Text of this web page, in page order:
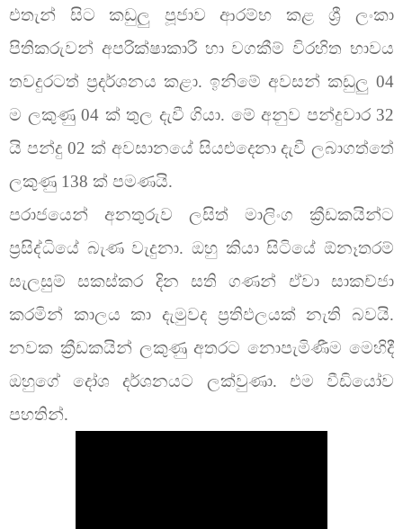
එතැන් සිට කඩුලු පූජාව ආරම්භ කළ ශ්‍රී ලංකා
පිතිකරුවන් අපරික්ෂාකාරී හා වගකීම් විරහිත භාවය
තවදුරටත් ප්‍රදර්ශනය කළා. ඉනිමේ අවසන් කඩුලු 04
ම ලකුණු 04 ක් තුල දැවී ගියා. මේ අනුව පන්දුවාර 32
යි පන්දු 02 ක් අවසානයේ සියළුදෙනා දැවී ලබාගත්තේ
ලකුණු 138 ක් පමණයි.
පරාජයෙන් අනතුරුව ලසිත් මාලිංග ක්‍රීඩකයින්ට
ප්‍රසිද්ධියේ බැණ වැදුනා. ඔහු කියා සිටියේ ඕනෑතරම්
සැලසුම් සකස්කර දින සති ගණන් ඒවා සාකච්ජා
කරමින් කාලය කා දැමුවද ප්‍රතිඵලයක් නැති බවයි.
නවක ක්‍රීඩකයින් ලකුණු අතරට නොපැමිණීම මෙහිදී
ඔහුගේ දෝශ දර්ශනයට ලක්වුණා. එම වීඩියෝව
පහතින්.